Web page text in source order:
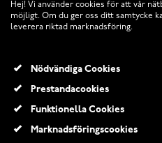
© 2026
Hej! Vi använder cookies för att vår
möjligt. Om du ger oss ditt samtycke
leverera riktad marknadsföring.
Nödvändiga Cookies
Prestandacookies
Funktionella Cookies
Marknadsföringscookies